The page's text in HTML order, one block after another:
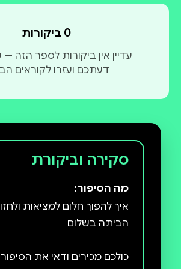
והתמודד עם הרבה מהמורות, שהחיים
העריכו כנראה שהוא יוכל להתמודד איתן,
0 ביקורות
עדיין אין ביקורות לספר הזה
דעתכם ועזרו לקוראים
סקירה וביקורת
מה הסיפור:
איך להפוך חלום למציאות
כולכם מכירים ודאי את הסיפור